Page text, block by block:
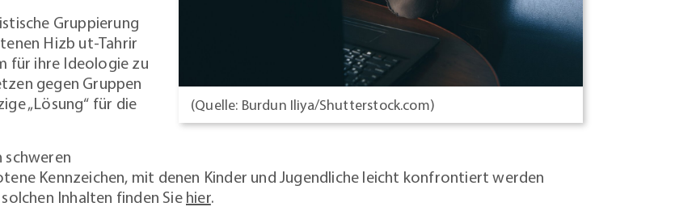
(Quelle: Burdun Iliya/Shutterstock.com)
Gruppierung
Hizb ut-Tahrir
für ihre Ideologie zu
gegen Gruppen
„Lösung“ für die
schweren
Kennzeichen, mit denen Kinder und Jugendliche leicht konfrontiert werden
Inhalten finden Siehier.